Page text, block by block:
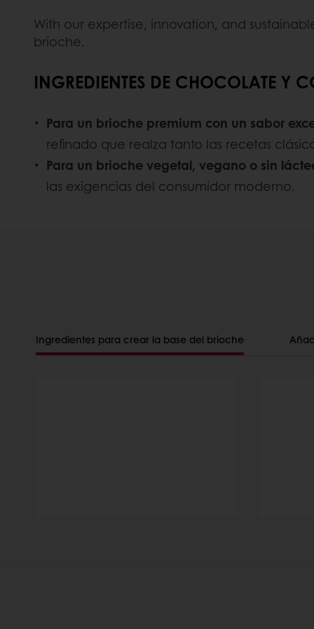
With our expertise, innovation, and
brioche.
INGREDIENTES DE CHOCOLATE Y
Para un brioche premium con un sabor
refinado que realza tanto las recetas
Para un brioche vegetal, vegano o sin
las exigencias del consumidor moderno.
Ingredientes para crear la base del brioche